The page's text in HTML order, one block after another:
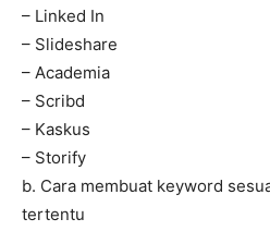
– Linked In
– Slideshare
– Academia
– Scribd
– Kaskus
– Storify
b. Cara membuat keyword
tertentu